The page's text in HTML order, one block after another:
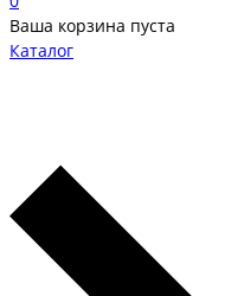
Ваша корзина пуста
Каталог